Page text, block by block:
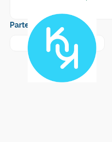
Partenaires
En savoir plus sur Konekto